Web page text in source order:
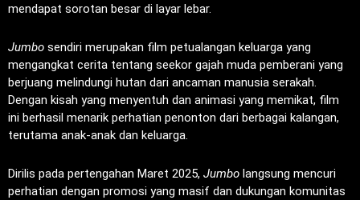
mendapat sorotan besar di layar lebar.
Jumbo sendiri merupakan film petualangan keluarga yang
mengangkat cerita tentang seekor gajah muda pemberani yang
berjuang melindungi hutan dari ancaman manusia serakah.
Dengan kisah yang menyentuh dan animasi yang memikat, film
ini berhasil menarik perhatian penonton dari berbagai kalangan,
terutama anak-anak dan keluarga.
Dirilis pada pertengahan Maret 2025, Jumbo langsung mencuri
perhatian dengan promosi yang masif dan dukungan komunitas